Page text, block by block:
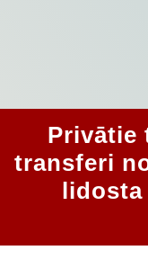
Privātie
transferi
lidosta